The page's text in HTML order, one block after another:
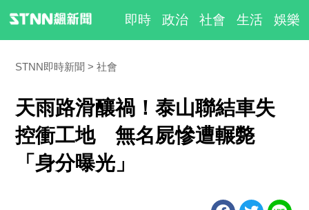
即時 政治 社會 生活 娛樂
STNN即時新聞 社會
天雨路滑釀禍！泰山聯結車失
控衝工地 無名屍慘遭輾斃
「身分曝光」